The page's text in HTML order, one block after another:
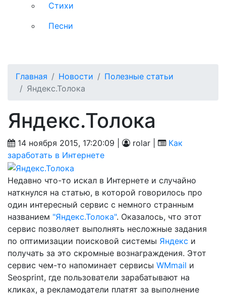
Стихи
Песни
Главная Новости
Полезные статьи
Яндекс.Толока
Яндекс.Толока
14 ноября 2015, 17:20:09 | rolar |
Как
заработать в Интернете
Недавно что-то искал в Интернете и случайно
наткнулся на статью, в которой говорилось про
один интересный сервис с немного странным
названием "Яндекс.Толока". Оказалось, что этот
сервис позволяет выполнять несложные задания
по оптимизации поисковой системы Яндекс и
получать за это скромные вознаграждения. Этот
сервис чем-то напоминает сервисы WMmail и
Seosprint, где пользователи зарабатывают на
кликах, а рекламодатели платят за выполнение